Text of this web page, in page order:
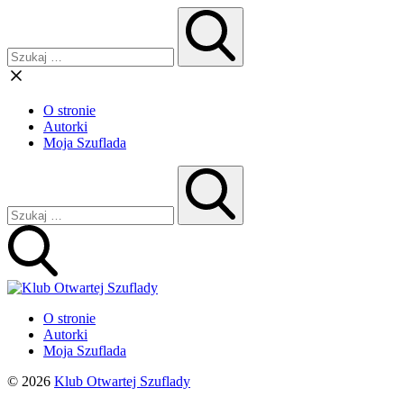
O stronie
Autorki
Moja Szuflada
O stronie
Autorki
Moja Szuflada
© 2026 Klub Otwartej Szuflady